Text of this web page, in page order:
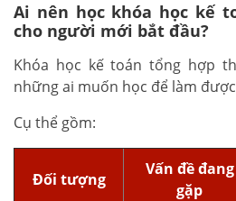
Ai nên học khóa học kế
cho người mới bắt đầu?
Khóa học kế toán tổng hợp
những ai muốn học để làm
Cụ thể gồm:
Đối tượng
Vấn đề đang
gặp